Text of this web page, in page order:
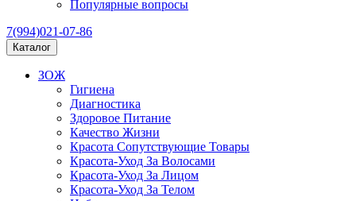
Популярные вопросы
7(994)021-07-86
Каталог
ЗОЖ
Гигиена
Диагностика
Здоровое Питание
Качество Жизни
Красота Сопутствующие Товары
Красота-Уход За Волосами
Красота-Уход За Лицом
Красота-Уход За Телом